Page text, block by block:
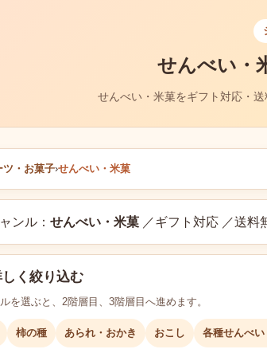
せんべい・
せんべい・米菓をギフト対応・
ツ・お菓子›せんべい・米菓
ンル： せんべい・米菓 ／ギフト対応 ／送料
く絞り込む
を選ぶと、2階層目、3階層目へ進めます。
柿の種 あられ・おかき おこし 各種せんべい